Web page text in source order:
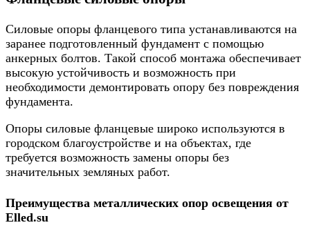
Силовые опоры фланцевого типа устанавливаются на
заранее подготовленный фундамент с помощью
анкерных болтов. Такой способ монтажа обеспечивает
высокую устойчивость и возможность при
необходимости демонтировать опору без повреждения
фундамента.
Опоры силовые фланцевые широко используются в
городском благоустройстве и на объектах, где
требуется возможность замены опоры без
значительных земляных работ.
Преимущества металлических опор освещения от
Elled.su